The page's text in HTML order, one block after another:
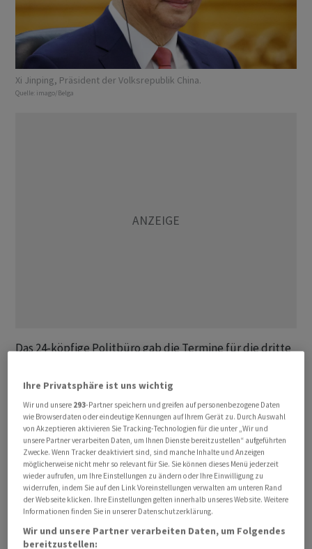
Xi Jinping, Präsident der Volksrepublik China.
Quelle: imago/Belga
Das 24-köpfige Politbüro gab die Termine für die dritte
Partei während Xis Amtszeit bekannt, wie die offizielle
Nachrichtenagentur Xinhua berichtete. Der chinesische
Staatschef leitete die Sitzung, auf der die «umfassende
Vertiefung der Reformen und das Vorantreiben der
chinesischen Modernisierung» erörtert wurden, wie die
Agentur berichtete.
Die als drittes Plenum bezeichnete Veranstaltung ist
sie häufig den Kurs für die langfristige Wirtschaftspolitik
Ihre Privatsphäre ist uns wichtig
Wir und unsere 293-Partner speichern und greifen auf personenbezogene Daten
wie Browserdaten oder eindeutige Kennungen auf Ihrem Gerät zu. Durch Auswahl
von Akzeptieren aktivieren Sie Tracking-Technologien für die unter „Wir und
unsere Partner verarbeiten Daten, um Ihnen Dienste bereitzustellen“ aufgeführten
Zwecke. Wenn Tracker deaktiviert sind, sind manche Inhalte und Anzeigen
möglicherweise nicht mehr so relevant für Sie. Sie können dieses Menü jederzeit
wieder aufrufen, um Ihre Einstellungen zu ändern oder Ihre Einwilligung zu
widerrufen, indem Sie auf den Link Voreinstellungen verwalten am unteren Rand
der Webseite klicken. Ihre Einstellungen gelten innerhalb unseres Website. Weitere
Informationen finden Sie in unserer Datenschutzerklärung.
Wir und unsere Partner verarbeiten Daten, um Folgendes
bereitzustellen: